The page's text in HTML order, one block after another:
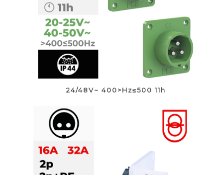
24/48V~ 400>Hz≤500 11h